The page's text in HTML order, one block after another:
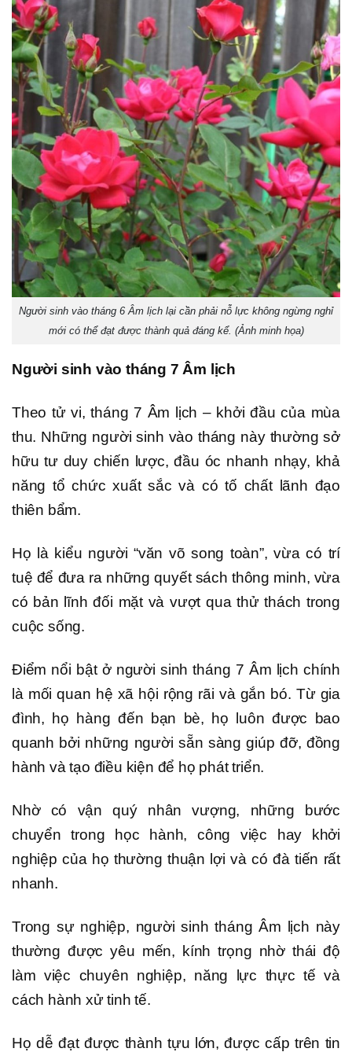
Người sinh vào tháng 6 Âm lịch lại cần phải nỗ lực không ngừng nghỉ
mới có thể đạt được thành quả đáng kể. (Ảnh minh họa)
Người sinh vào tháng 7 Âm lịch
Theo tử vi, tháng 7 Âm lịch – khởi đầu của mùa
thu. Những người sinh vào tháng này thường sở
hữu tư duy chiến lược, đầu óc nhanh nhạy, khả
năng tổ chức xuất sắc và có tố chất lãnh đạo
thiên bẩm.
Họ là kiểu người “văn võ song toàn”, vừa có trí
tuệ để đưa ra những quyết sách thông minh, vừa
có bản lĩnh đối mặt và vượt qua thử thách trong
cuộc sống.
Điểm nổi bật ở người sinh tháng 7 Âm lịch chính
là mối quan hệ xã hội rộng rãi và gắn bó. Từ gia
đình, họ hàng đến bạn bè, họ luôn được bao
quanh bởi những người sẵn sàng giúp đỡ, đồng
hành và tạo điều kiện để họ phát triển.
Nhờ có vận quý nhân vượng, những bước
chuyển trong học hành, công việc hay khởi
nghiệp của họ thường thuận lợi và có đà tiến rất
nhanh.
Trong sự nghiệp, người sinh tháng Âm lịch này
thường được yêu mến, kính trọng nhờ thái độ
làm việc chuyên nghiệp, năng lực thực tế và
cách hành xử tinh tế.
Họ dễ đạt được thành tựu lớn, được cấp trên tin